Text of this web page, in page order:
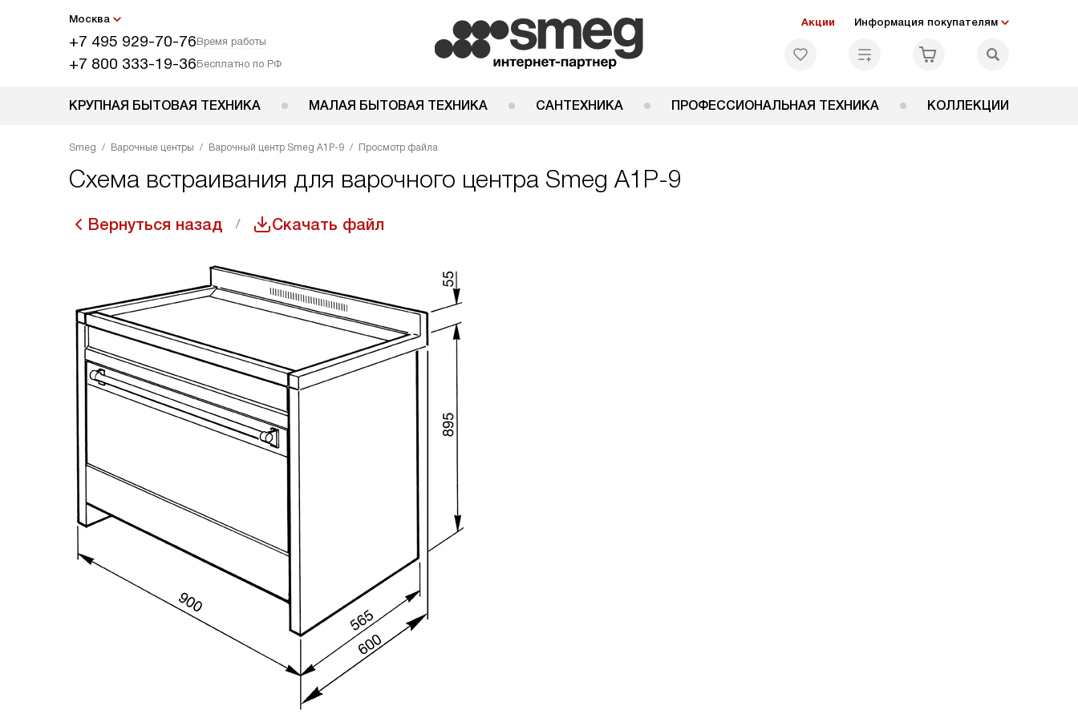
Москва
+7 495 929-70-76Время работы
+7 800 333-19-36Бесплатно по РФ
Акции Информация покупателям
КРУПНАЯ БЫТОВАЯ ТЕХНИКА МАЛАЯ БЫТОВАЯ ТЕХНИКА САНТЕХНИКА ПРОФЕССИОНАЛЬНАЯ ТЕХНИКА КОЛЛЕКЦИИ
Smeg Варочные центры Варочный центр Smeg A1P-9 Просмотр файла
Схема встраивания для варочного центра Smeg A1P-9
Вернуться назад Скачать файл